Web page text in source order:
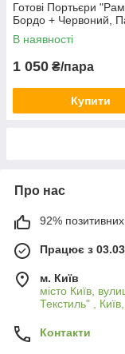
Готові Портьєри
Бордо + Червоний,
В наявності
1 050 ₴/пара
Купити
Про нас
92% позитивних
Працює з
м. Київ
місто Київ,
Текстиль" ,
Контакти